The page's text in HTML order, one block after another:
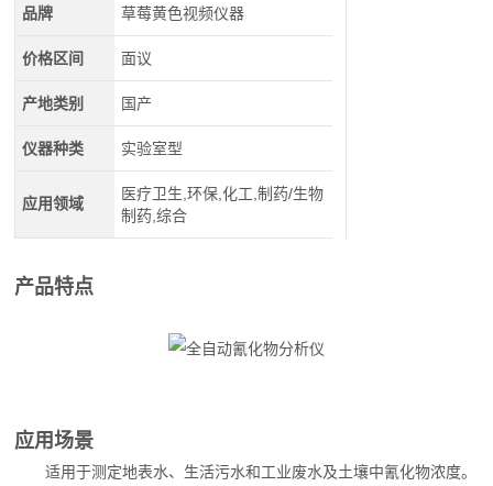
品牌 草莓黄色视频仪器
价格区间 面议
产地类别 国产
仪器种类 实验室型
应用领域
医疗卫生,环保,化工,制药/生物
制药,综合
产品特点
应用场景
适用于测定地表水、生活污水和工业废水及土壤中氰化物浓度。